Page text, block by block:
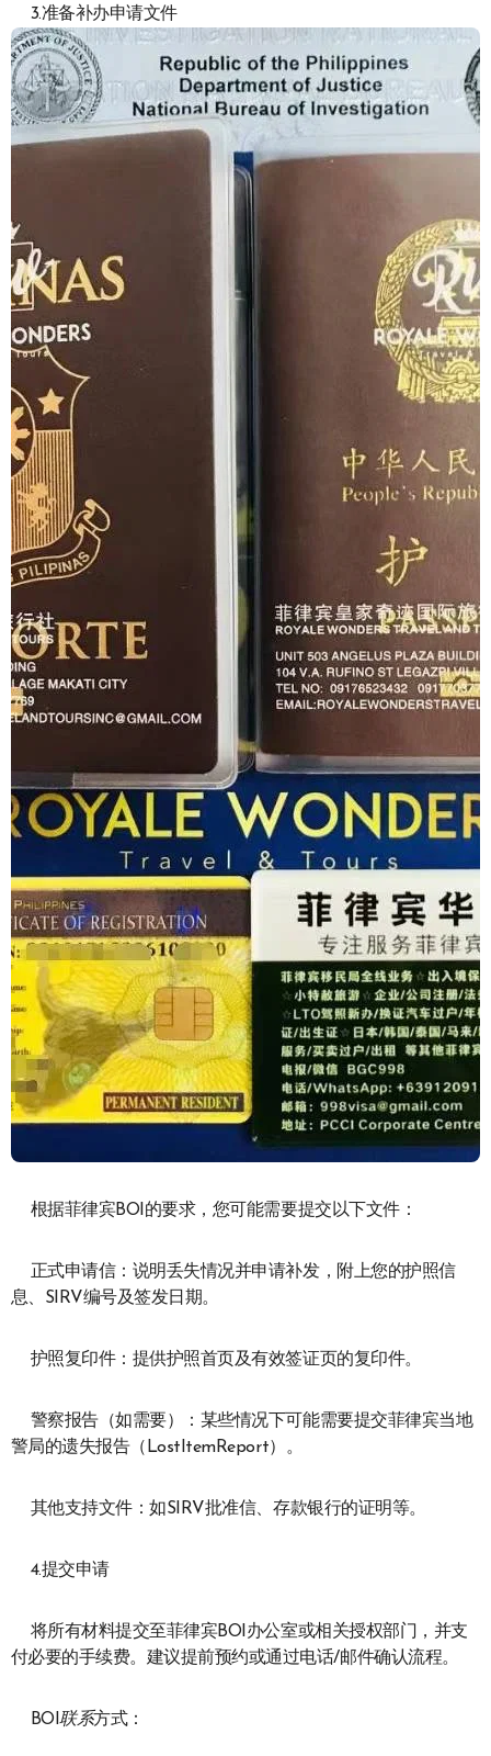
3.准备补办申请文件
根据菲律宾BOI的要求，您可能需要提交以下文件：
正式申请信：说明丢失情况并申请补发，附上您的护照信
息、SIRV编号及签发日期。
护照复印件：提供护照首页及有效签证页的复印件。
警察报告（如需要）：某些情况下可能需要提交菲律宾当地
警局的遗失报告（LostItemReport）。
其他支持文件：如SIRV批准信、存款银行的证明等。
4.提交申请
将所有材料提交至菲律宾BOI办公室或相关授权部门，并支
付必要的手续费。建议提前预约或通过电话/邮件确认流程。
BOI联系方式：